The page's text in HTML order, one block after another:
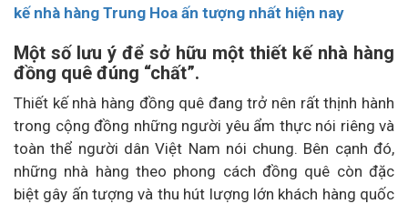
kế nhà hàng Trung Hoa ấn tượng nhất hiện nay
Một số lưu ý để sở hữu một thiết kế nhà hàng
đồng quê đúng “chất”.
Thiết kế nhà hàng đồng quê đang trở nên rất thịnh hành
trong cộng đồng những người yêu ẩm thực nói riêng và
toàn thể người dân Việt Nam nói chung. Bên cạnh đó,
những nhà hàng theo phong cách đồng quê còn đặc
biệt gây ấn tượng và thu hút lượng lớn khách hàng quốc